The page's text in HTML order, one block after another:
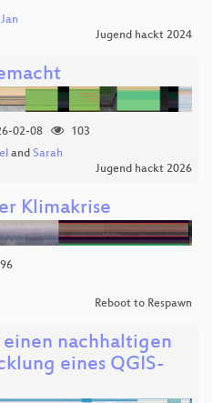
Jan
Jugend hackt 2024
02-08
103
and Sarah
Jugend hackt 2026
Klimakrise
Reboot to Respawn
nachhaltigen
eines QGIS-